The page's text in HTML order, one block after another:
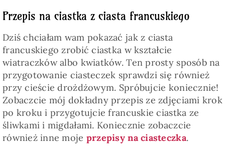
Przepis na ciastka z ciasta francuskiego
Dziś chciałam wam pokazać jak z ciasta
francuskiego zrobić ciastka w kształcie
wiatraczków albo kwiatków. Ten prosty sposób na
przygotowanie ciasteczek sprawdzi się również
przy cieście drożdżowym. Spróbujcie koniecznie!
Zobaczcie mój dokładny przepis ze zdjęciami krok
po kroku i przygotujcie francuskie ciastka ze
śliwkami i migdałami. Koniecznie zobaczcie
również inne moje przepisy na ciasteczka.